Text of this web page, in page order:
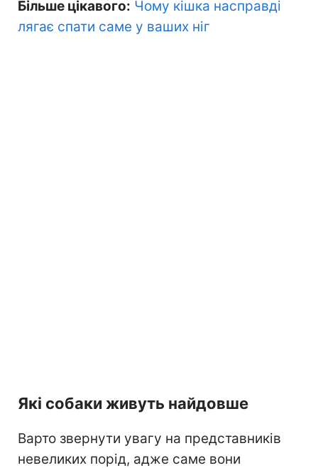
Більше цікавого: Чому кішка насправді
лягає спати саме у ваших ніг
Які собаки живуть найдовше
Варто звернути увагу на представників
невеликих порід, адже саме вони